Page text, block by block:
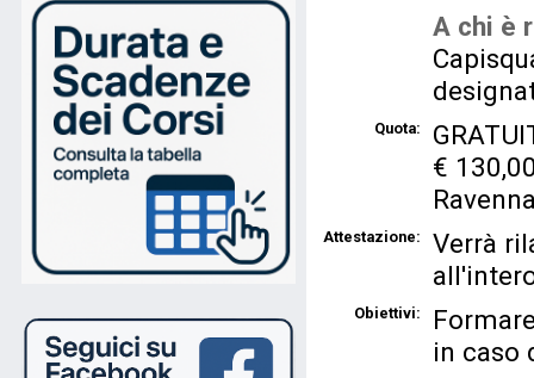
A chi è
Quota:
€
Attestazione:
Verrà
Obiettivi:
in caso